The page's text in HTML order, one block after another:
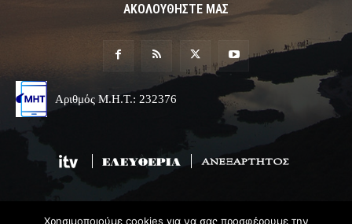
ΑΚΟΛΟΥΘΗΣΤΕ ΜΑΣ
Αριθμός Μ.Η.Τ.: 232376
Χρησιμοποιούμε cookies για να σας προσφέρουμε την